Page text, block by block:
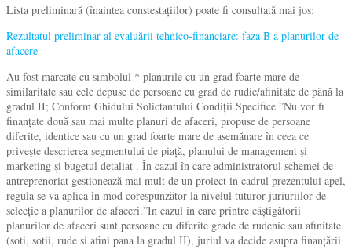
Lista preliminară (înaintea constestațiilor) poate fi consultată mai jos:
Rezultatul preliminar al evaluării tehnico-financiare: faza B a planurilor de
afacere
Au fost marcate cu simbolul * planurile cu un grad foarte mare de
similaritate sau cele depuse de persoane cu grad de rudie/afinitate de până la
gradul II; Conform Ghidului Solictantului Condiții Specifice ”Nu vor fi
finanțate două sau mai multe planuri de afaceri, propuse de persoane
diferite, identice sau cu un grad foarte mare de asemănare în ceea ce
privește descrierea segmentului de piață, planului de management și
marketing și bugetul detaliat . În cazul în care administratorul schemei de
antreprenoriat gestionează mai mult de un proiect in cadrul prezentului apel,
regula se va aplica în mod corespunzător la nivelul tuturor juriuriilor de
selecție a planurilor de afaceri.”In cazul in care printre câștigătorii
planurilor de afaceri sunt persoane cu diferite grade de rudenie sau afinitate
(soti, sotii, rude si afini pana la gradul II), juriul va decide asupra finanțării